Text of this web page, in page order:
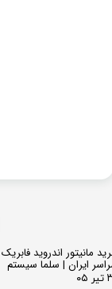
مانیتور اندروید
ایران | سلما سیستم